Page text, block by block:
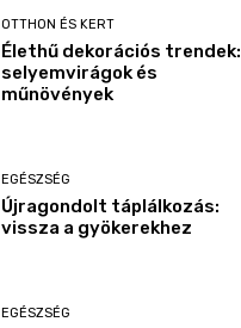
OTTHON ÉS KERT
Élethű dekorációs trendek:
selyemvirágok és
műnövények
EGÉSZSÉG
Újragondolt táplálkozás:
vissza a gyökerekhez
EGÉSZSÉG